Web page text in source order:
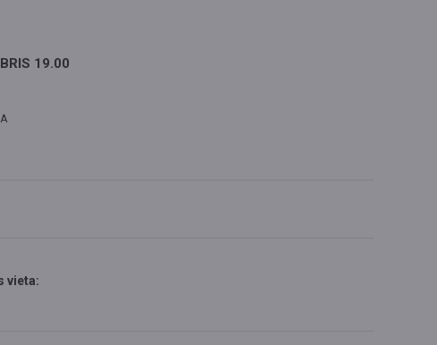
19.00
vieta: